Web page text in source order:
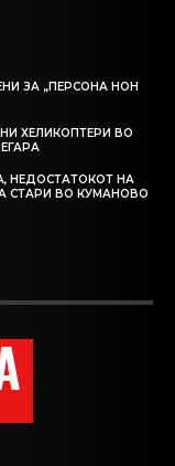
ЗА „ПЕРСОНА НОН
ХЕЛИКОПТЕРИ ВО
НЕДОСТАТОКОТ НА
СТАРИ ВО КУМАНОВО